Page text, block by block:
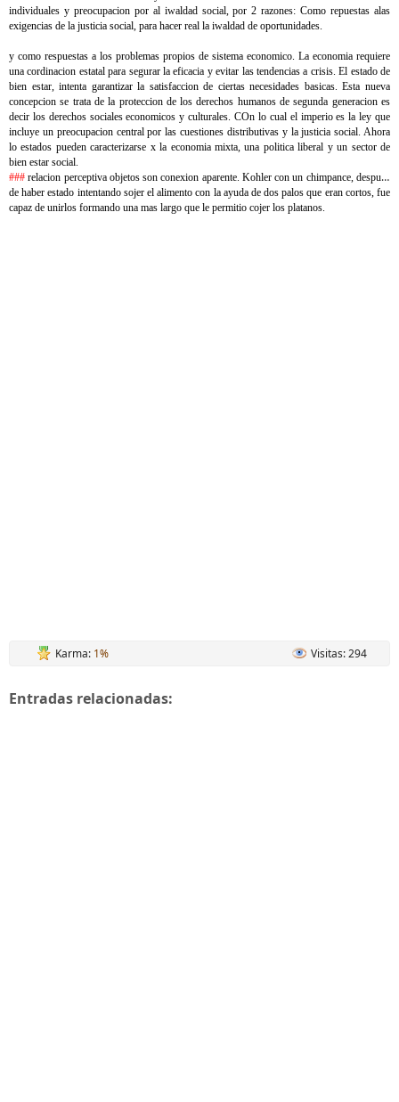
individuales y preocupacion por al iwaldad social, por 2 razones: Como repuestas alas
exigencias de la justicia social, para hacer real la iwaldad de oportunidades.
y como respuestas a los problemas propios de sistema economico. La economia requiere
una cordinacion estatal para segurar la eficacia y evitar las tendencias a crisis. El estado de
bien estar, intenta garantizar la satisfaccion de ciertas necesidades basicas. Esta nueva
concepcion se trata de la proteccion de los derechos humanos de segunda generacion es
decir los derechos sociales economicos y culturales. COn lo cual el imperio es la ley que
incluye un preocupacion central por las cuestiones distributivas y la justicia social. Ahora
lo estados pueden caracterizarse x la economia mixta, una politica liberal y un sector de
bien estar social.
###relacion perceptiva objetos son conexion aparente. Kohler con un chimpance, despues
de haber estado intentando sojer el alimento con la ayuda de dos palos que eran cortos, fue
capaz de unirlos formando una mas largo que le permitio cojer los platanos.
Karma: 1% Visitas: 294
Entradas relacionadas: